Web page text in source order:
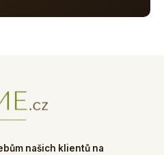
našich klientů na